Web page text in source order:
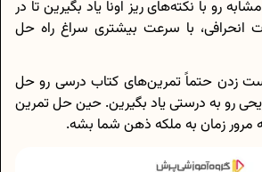
رو با نکته‌های ریز اونا یاد بگیرین تا در
انحرافی، با سرعت بیشتری سراغ راه حل
زدن حتماً تمرین‌های کتاب درسی رو حل
رو به درستی یاد بگیرین. حین حل تمرین
مرور زمان به ملکه ذهن شما بشه.